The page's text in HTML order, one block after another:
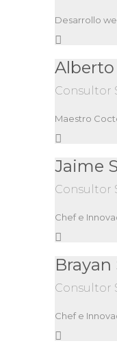
Desarrollo
Alberto
Consultor
Maestro
Jaime
Consultor
Chef e
Brayan
Consultor
Chef e